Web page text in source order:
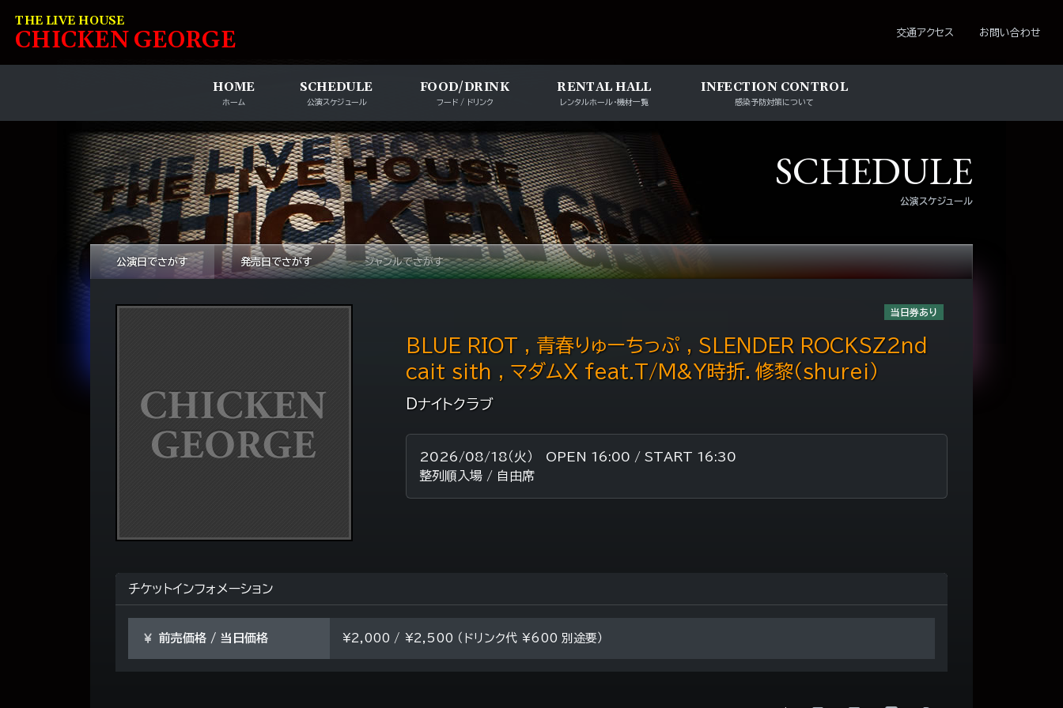
THE LIVE HOUSE
CHICKENGEORGE 交通アクセス お問い合わせ
HOME
ホーム
SCHEDULE
公演スケジュール
FOOD/DRINK
フード / ドリンク
RENTAL HALL
レンタルホール・機材一覧
INFECTION CONTROL
感染予防対策について
公演スケジュール
SCHEDULE
公演日でさがす 発売日でさがす ジャンルでさがす
当日券あり
Dナイトクラブ
BLUE RIOT , 青春りゅーちっぷ , SLENDER ROCKSZ2nd
cait sith , マダムX feat.T/M&Y時折．修黎（shurei）
2026/08/18（火） OPEN 16:00 / START 16:30
整列順入場 / 自由席
チケットインフォメーション
前売価格 / 当日価格 ¥2,000 / ¥2,500 （ドリンク代 ¥600 別途要）